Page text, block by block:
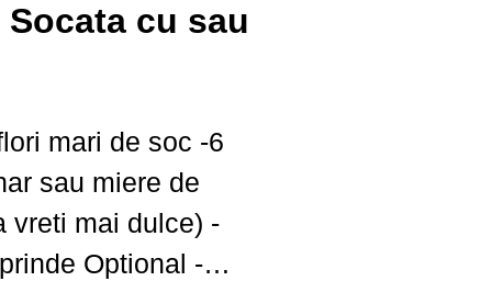
indulcita pentru
cu sau
mai dulce) -
-